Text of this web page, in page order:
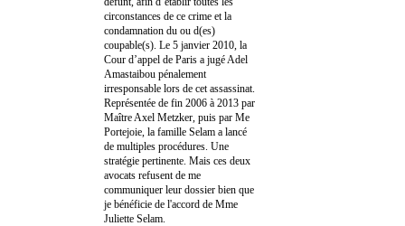
circonstances de ce crime et la
condamnation du ou d(es)
coupable(s). Le 5 janvier 2010, la
Cour d’appel de Paris a jugé Adel
Amastaibou pénalement
irresponsable lors de cet assassinat.
Représentée de fin 2006 à 2013 par
Maître Axel Metzker, puis par Me
Portejoie, la famille Selam a lancé
de multiples procédures. Une
stratégie pertinente. Mais ces deux
avocats refusent de me
communiquer leur dossier bien que
je bénéficie de l'accord de Mme
Juliette Selam.